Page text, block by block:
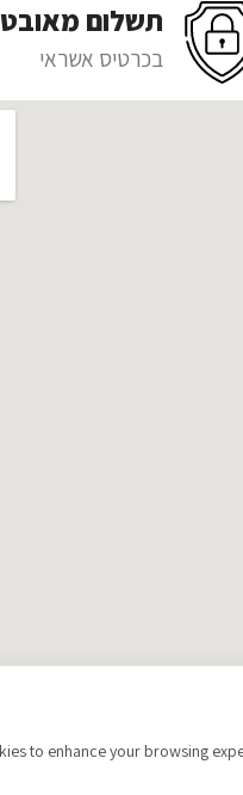
תשלום
בכרטיס אשראי
to enhance your browsing